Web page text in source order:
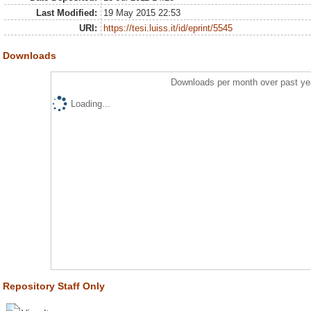
Last Modified:
19 May 2015 22:53
URI:
https://tesi.luiss.it/id/eprint/5545
Downloads
Downloads per month over past
Loading...
Repository Staff Only